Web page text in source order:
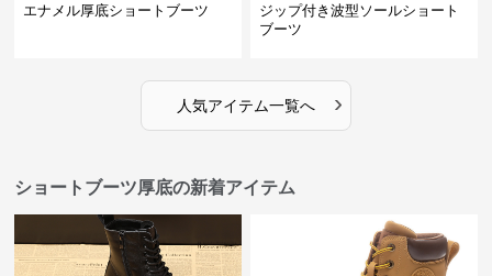
エナメル厚底ショートブーツ
ジップ付き波型ソールショート
ブーツ
人気アイテム一覧へ ›
ショートブーツ厚底の新着アイテム